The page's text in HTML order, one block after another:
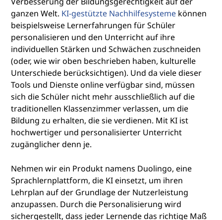
ganzen Welt. KI-gestützte Nachhilfesysteme können
beispielsweise Lernerfahrungen für Schüler
personalisieren und den Unterricht auf ihre
individuellen Stärken und Schwächen zuschneiden
(oder, wie wir oben beschrieben haben, kulturelle
Unterschiede berücksichtigen). Und da viele dieser
Tools und Dienste online verfügbar sind, müssen
sich die Schüler nicht mehr ausschließlich auf die
traditionellen Klassenzimmer verlassen, um die
Bildung zu erhalten, die sie verdienen. Mit KI ist
hochwertiger und personalisierter Unterricht
zugänglicher denn je.
Nehmen wir ein Produkt namens Duolingo, eine
Sprachlernplattform, die KI einsetzt, um ihren
Lehrplan auf der Grundlage der Nutzerleistung
anzupassen. Durch die Personalisierung wird
sichergestellt, dass jeder Lernende das richtige Maß